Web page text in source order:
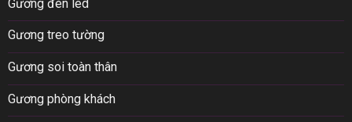
Gương đèn led
Gương treo tường
Gương soi toàn thân
Gương phòng khách